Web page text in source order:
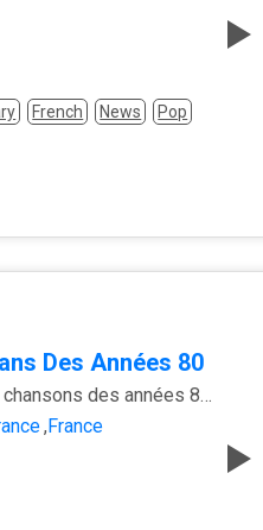
French News
Pop
Des Années 80
Les plus grandes chansons des années 80 pour les fans
,France